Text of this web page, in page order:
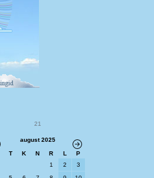
21
august 2025
T K N R L
P
1
2
3